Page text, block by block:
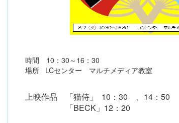
時間 10：30～16：30
場所 LCセンター マルチメディア教室
上映作品 「猫侍」 10：30 、14：50
「BECK」12：20